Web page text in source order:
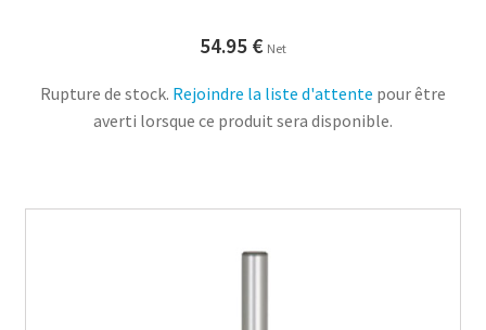
54.95 € Net
Rupture de stock. Rejoindre la liste d'attente pour être
averti lorsque ce produit sera disponible.